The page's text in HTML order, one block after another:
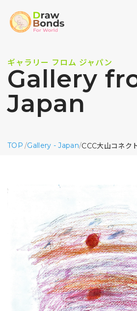
ギャラリー フロム ジャパン
Gallery
Japan
TOP /Gallery - Japan/CCC大山コネク